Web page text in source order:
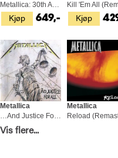
Kjøp
Metallica: 30th Anniversary… (2LP)
649,- Kjøp
Kjøp
Metallica
649,-
Metallica
Vis flere...